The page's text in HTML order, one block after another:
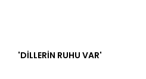
'DİLLERİN RUHU VAR'